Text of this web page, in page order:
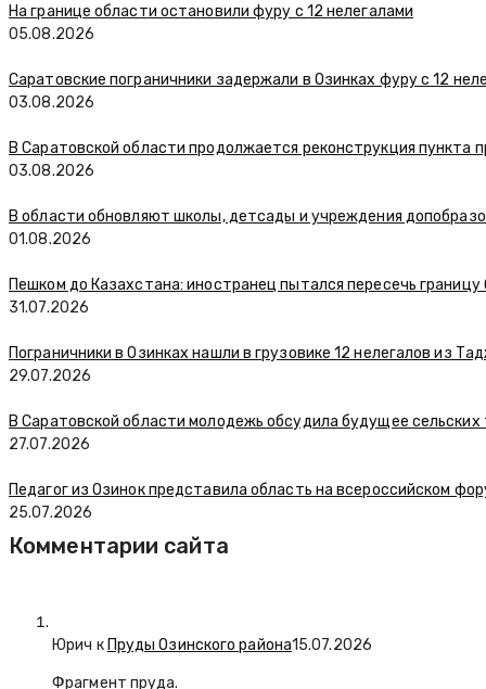
На границе области остановили фуру с 12 нелегалами
05.08.2026
Саратовские пограничники задержали в Озинках фуру с 12
03.08.2026
В Саратовской области продолжается реконструкция пункта
03.08.2026
В области обновляют школы, детсады и учреждения
01.08.2026
Пешком до Казахстана: иностранец пытался пересечь
31.07.2026
Пограничники в Озинках нашли в грузовике 12 нелегалов из
29.07.2026
В Саратовской области молодежь обсудила будущее сельских
27.07.2026
Педагог из Озинок представила область на всероссийском
25.07.2026
Комментарии сайта
Юрич кПруды Озинского района15.07.2026
Фрагмент пруда.